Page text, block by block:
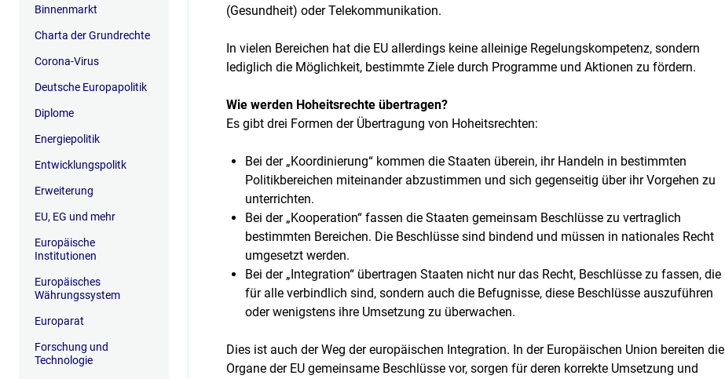
Binnenmarkt
Charta der Grundrechte
Corona-Virus
Deutsche Europapolitik
Diplome
Energiepolitik
Entwicklungspolitk
Erweiterung
EU, EG und mehr
Europäische
Institutionen
Europäisches
Währungssystem
Europarat
Forschung und
Technologie
(Gesundheit) oder Telekommunikation.
In vielen Bereichen hat die EU allerdings keine alleinige Regelungskompetenz, sondern
lediglich die Möglichkeit, bestimmte Ziele durch Programme und Aktionen zu fördern.
Wie werden Hoheitsrechte übertragen?
Es gibt drei Formen der Übertragung von Hoheitsrechten:
Bei der „Koordinierung“ kommen die Staaten überein, ihr Handeln in bestimmten
Politikbereichen miteinander abzustimmen und sich gegenseitig über ihr Vorgehen zu
unterrichten.
Bei der „Kooperation“ fassen die Staaten gemeinsam Beschlüsse zu vertraglich
bestimmten Bereichen. Die Beschlüsse sind bindend und müssen in nationales Recht
umgesetzt werden.
Bei der „Integration“ übertragen Staaten nicht nur das Recht, Beschlüsse zu fassen, die
für alle verbindlich sind, sondern auch die Befugnisse, diese Beschlüsse auszuführen
oder wenigstens ihre Umsetzung zu überwachen.
Dies ist auch der Weg der europäischen Integration. In der Europäischen Union bereiten die
Organe der EU gemeinsame Beschlüsse vor, sorgen für deren korrekte Umsetzung und